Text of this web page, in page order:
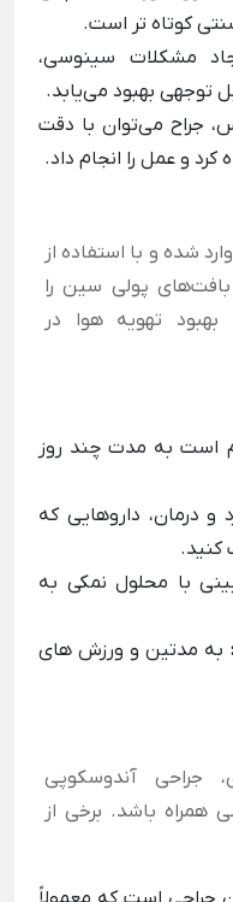
کوتاه تر است.
مشکلات سینوسی،
توجهی بهبود می‌یابد.
جراح می‌توان با دقت
و عمل را انجام داد.
شده و با استفاده از
پولی سین را
بهبود تهویه هوا در
است به مدت چند روز
و درمان، داروهایی که
با محلول نمکی به
به مدتین و ورزش های
جراحی آندوسکوپی
باشد. برخی از